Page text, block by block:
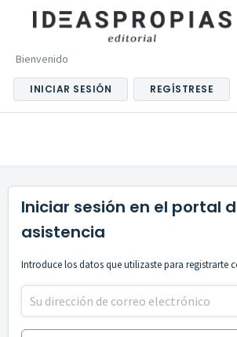
Bienvenido
INICIAR SESIÓN REGÍSTRESE
Iniciar sesión en el portal
asistencia
Introduce los datos que utilizaste para registrarte